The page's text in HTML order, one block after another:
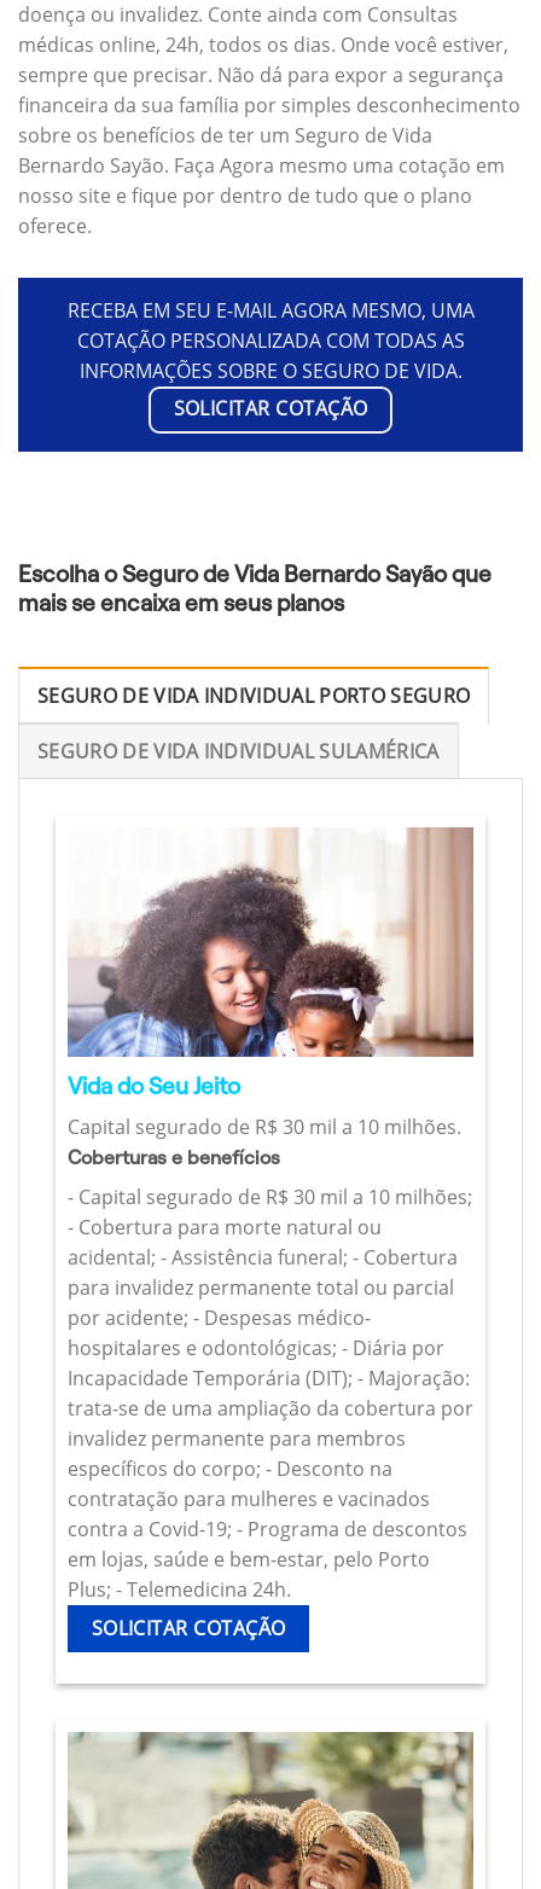
doença ou invalidez. Conte ainda com Consultas
médicas online, 24h, todos os dias. Onde você estiver,
sempre que precisar. Não dá para expor a segurança
financeira da sua família por simples desconhecimento
sobre os benefícios de ter um Seguro de Vida
Bernardo Sayão. Faça Agora mesmo uma cotação em
nosso site e fique por dentro de tudo que o plano
oferece.
RECEBA EM SEU E-MAIL AGORA MESMO, UMA
COTAÇÃO PERSONALIZADA COM TODAS AS
INFORMAÇÕES SOBRE O SEGURO DE VIDA.
SOLICITAR COTAÇÃO
Escolha o Seguro de Vida Bernardo Sayão que
mais se encaixa em seus planos
SEGURO DE VIDA INDIVIDUAL PORTO SEGURO
SEGURO DE VIDA INDIVIDUAL SULAMÉRICA
Vida do Seu Jeito
Capital segurado de R$ 30 mil a 10 milhões.
Coberturas e benefícios
- Capital segurado de R$ 30 mil a 10 milhões;
- Cobertura para morte natural ou
acidental; - Assistência funeral; - Cobertura
para invalidez permanente total ou parcial
por acidente; - Despesas médico-
hospitalares e odontológicas; - Diária por
Incapacidade Temporária (DIT); - Majoração:
trata-se de uma ampliação da cobertura por
invalidez permanente para membros
específicos do corpo; - Desconto na
contratação para mulheres e vacinados
contra a Covid-19; - Programa de descontos
em lojas, saúde e bem-estar, pelo Porto
Plus; - Telemedicina 24h.
SOLICITAR COTAÇÃO